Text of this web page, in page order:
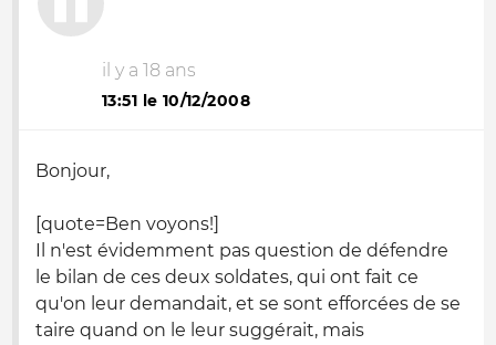
il y a 18 ans
13:51 le 10/12/2008
Bonjour,
[quote=Ben voyons!]
Il n'est évidemment pas question de défendre
le bilan de ces deux soldates, qui ont fait ce
qu'on leur demandait, et se sont efforcées de se
taire quand on le leur suggérait, mais